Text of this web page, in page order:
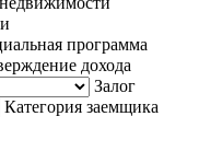
программа
дохода
Залог
Категория заемщика